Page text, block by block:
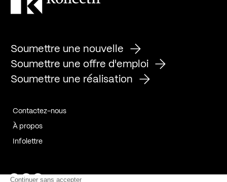
Soumettre une nouvelle
Soumettre une offre d'emploi
Soumettre une réalisation
Contactez-nous
À propos
Infolettre
Page Facebook de Kollectif
Page Instagram de Kollectif
Page Linkedin de Kollectif